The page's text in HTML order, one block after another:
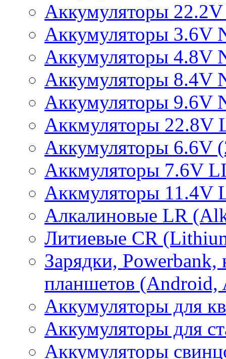
Аккумуляторы
Аккумуляторы 3.6V
Аккумуляторы 4.8V
Аккумуляторы 8.4V
Аккумуляторы 9.6V
Аккмуляторы 22.8V
Аккумуляторы 6.6V
Аккмуляторы 7.6V
Аккмуляторы 11.4V
Алкалиновые LR
Литиевые CR
Зарядки, Powerbank,
планшетов (Android,
Аккумуляторы для
Аккумуляторы для
Аккумуляторы